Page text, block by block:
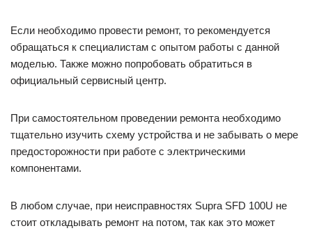
Если необходимо провести ремонт, то рекомендуется
обращаться к специалистам с опытом работы с данной
моделью. Также можно попробовать обратиться в
официальный сервисный центр.
При самостоятельном проведении ремонта необходимо
тщательно изучить схему устройства и не забывать о мере
предосторожности при работе с электрическими
компонентами.
В любом случае, при неисправностях Supra SFD 100U не
стоит откладывать ремонт на потом, так как это может